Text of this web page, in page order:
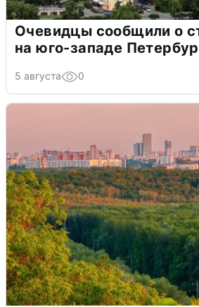
Очевидцы сообщили о
на юго-западе
5 августа 0